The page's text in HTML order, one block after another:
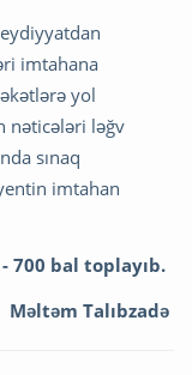
imtahana
yol
nəticələri ləğv
sınaq
imtahan
700 bal toplayıb.
Məltəm Talıbzadə